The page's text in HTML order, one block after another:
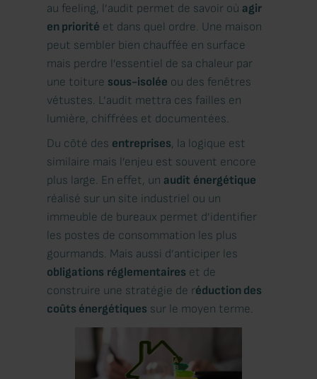
au feeling, l’audit permet de savoir où agir
en priorité et dans quel ordre. Une maison
peut sembler bien chauffée en surface
mais perdre l’essentiel de sa chaleur par
une toiture sous-isolée ou des fenêtres
vétustes. L’audit mettra ces failles en
lumière, chiffrées et documentées.
Du côté des entreprises, la logique est
similaire mais l’enjeu est souvent encore
plus large. En effet, un audit énergétique
réalisé sur un site industriel ou un
immeuble de bureaux permet d’identifier
les postes de consommation les plus
gourmands. Mais aussi d’anticiper les
obligations réglementaires et de
construire une stratégie de réduction des
coûts énergétiques sur le moyen terme.